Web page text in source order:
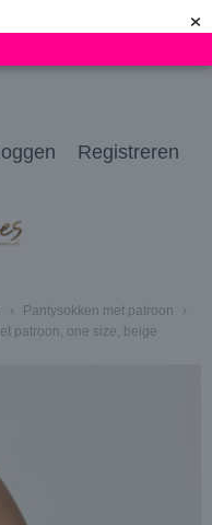
×
Registreren
› Pantysokken met patroon
›
patroon, one size, beige